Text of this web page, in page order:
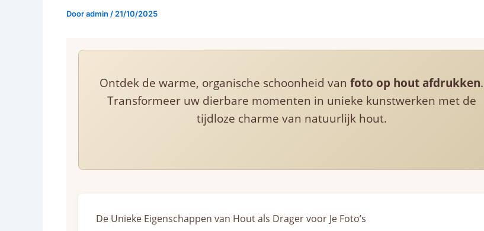
Dooradmin / 21/10/2025
Ontdek de warme, organische schoonheid van foto op hout afdrukken.
Transformeer uw dierbare momenten in unieke kunstwerken met de
tijdloze charme van natuurlijk hout.
De Unieke Eigenschappen van Hout als Drager voor Je Foto’s